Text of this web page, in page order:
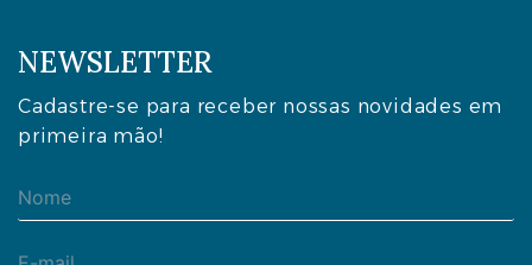
NEWSLETTER
Cadastre-se para receber nossas novidades em
primeira mão!